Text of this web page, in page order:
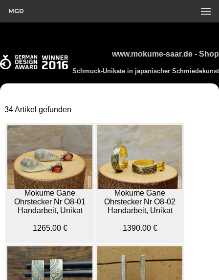
MGD
www.mokume-saar.de - Shop
Schmuck-Unikate in japanischer Schmiedekunst
34 Artikel gefunden
Mokume Gane
Ohrstecker Nr O8-01
Handarbeit, Unikat
1265.00 €
Mokume Gane
Ohrstecker Nr O8-02
Handarbeit, Unikat
1390.00 €